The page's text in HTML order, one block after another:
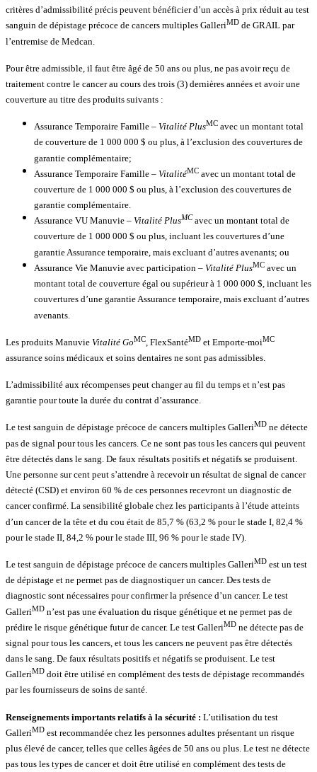
critères d’admissibilité précis peuvent bénéficier d’un accès à prix réduit au test
sanguin de dépistage précoce de cancers multiples GalleriMD de GRAIL par
l’entremise de Medcan.
Pour être admissible, il faut être âgé de 50 ans ou plus, ne pas avoir reçu de
traitement contre le cancer au cours des trois (3) dernières années et avoir une
couverture au titre des produits suivants :
Assurance Temporaire Famille – Vitalité PlusMC avec un montant total
de couverture de 1 000 000 $ ou plus, à l’exclusion des couvertures de
garantie complémentaire;
Assurance Temporaire Famille – VitalitéMC avec un montant total de
couverture de 1 000 000 $ ou plus, à l’exclusion des couvertures de
garantie complémentaire.
Assurance VU Manuvie – Vitalité PlusMC avec un montant total de
couverture de 1 000 000 $ ou plus, incluant les couvertures d’une
garantie Assurance temporaire, mais excluant d’autres avenants; ou
Assurance Vie Manuvie avec participation – Vitalité PlusMC avec un
montant total de couverture égal ou supérieur à 1 000 000 $, incluant les
couvertures d’une garantie Assurance temporaire, mais excluant d’autres
avenants.
Les produits Manuvie Vitalité GoMC , FlexSantéMD et Emporte-moiMC
assurance soins médicaux et soins dentaires ne sont pas admissibles.
L’admissibilité aux récompenses peut changer au fil du temps et n’est pas
garantie pour toute la durée du contrat d’assurance.
Le test sanguin de dépistage précoce de cancers multiples GalleriMD ne détecte
pas de signal pour tous les cancers. Ce ne sont pas tous les cancers qui peuvent
être détectés dans le sang. De faux résultats positifs et négatifs se produisent.
Une personne sur cent peut s’attendre à recevoir un résultat de signal de cancer
détecté (CSD) et environ 60 % de ces personnes recevront un diagnostic de
cancer confirmé. La sensibilité globale chez les participants à l’étude atteints
d’un cancer de la tête et du cou était de 85,7 % (63,2 % pour le stade I, 82,4 %
pour le stade II, 84,2 % pour le stade III, 96 % pour le stade IV).
Le test sanguin de dépistage précoce de cancers multiples GalleriMD est un test
de dépistage et ne permet pas de diagnostiquer un cancer. Des tests de
diagnostic sont nécessaires pour confirmer la présence d’un cancer. Le test
GalleriMD n’est pas une évaluation du risque génétique et ne permet pas de
prédire le risque génétique futur de cancer. Le test GalleriMD ne détecte pas de
signal pour tous les cancers, et tous les cancers ne peuvent pas être détectés
dans le sang. De faux résultats positifs et négatifs se produisent. Le test
GalleriMD doit être utilisé en complément des tests de dépistage recommandés
par les fournisseurs de soins de santé.
Renseignements importants relatifs à la sécurité : L’utilisation du test
GalleriMD est recommandée chez les personnes adultes présentant un risque
plus élevé de cancer, telles que celles âgées de 50 ans ou plus. Le test ne détecte
pas tous les types de cancer et doit être utilisé en complément des tests de